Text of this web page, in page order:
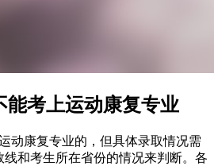
能考上运动康复专业
动康复专业的，但具体录取情况需
和考生所在省份的情况来判断。各